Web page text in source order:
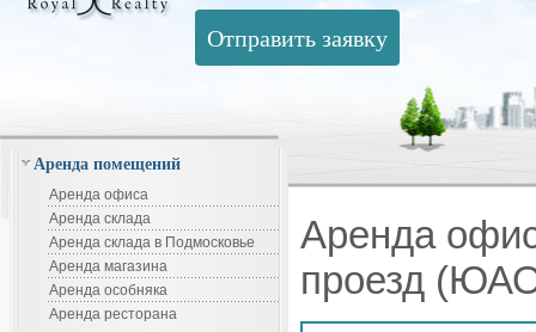
Отправить заявку
Аренда помещений
Аренда офиса
Аренда склада
Аренда склада в Подмосковье
Аренда магазина
Аренда особняка
Аренда ресторана
Аренда
проезд